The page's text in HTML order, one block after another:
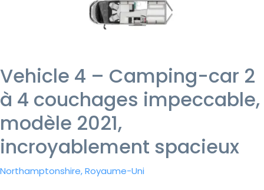
Vehicle 4 – Camping-car 2
à 4 couchages impeccable,
modèle 2021,
incroyablement spacieux
Northamptonshire, Royaume-Uni